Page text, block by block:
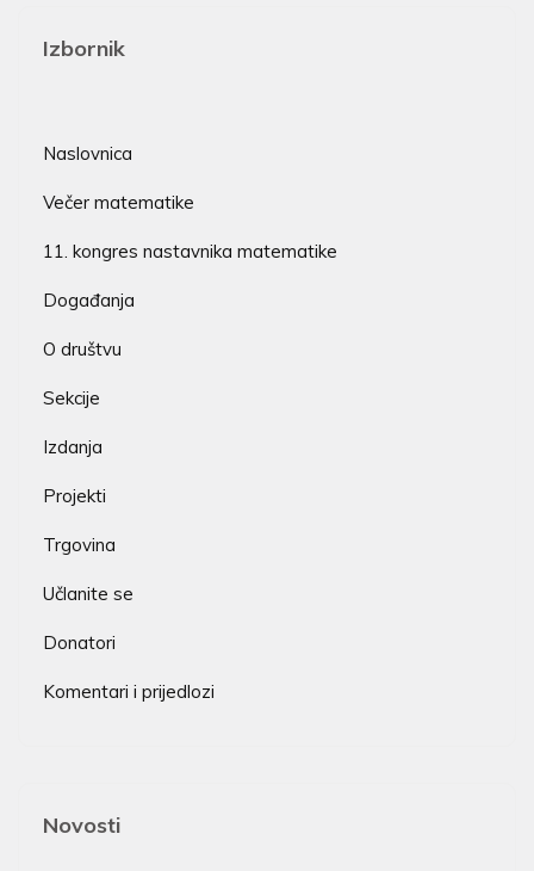
Izbornik
Naslovnica
Večer matematike
11. kongres nastavnika matematike
Događanja
O društvu
Sekcije
Izdanja
Projekti
Trgovina
Učlanite se
Donatori
Komentari i prijedlozi
Novosti